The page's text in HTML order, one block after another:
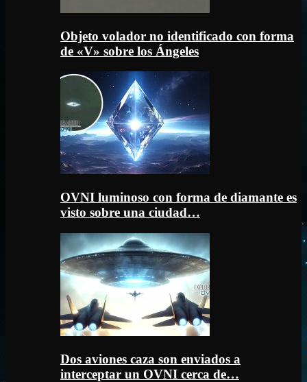
Objeto volador no identificado con forma
de «V» sobre los Ángeles
OVNI luminoso con forma de diamante es
visto sobre una ciudad…
Dos aviones caza son enviados a
interceptar un OVNI cerca de…